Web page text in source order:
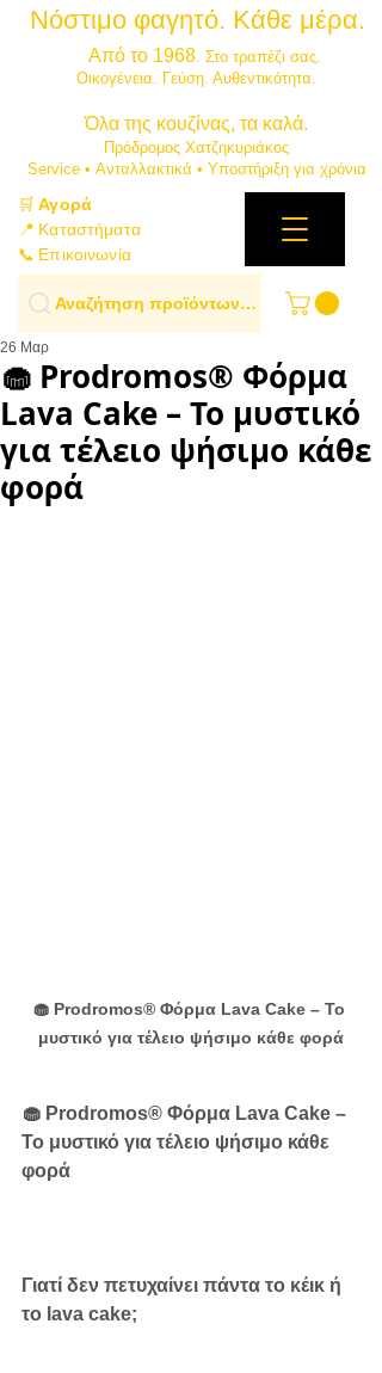
Νόστιμο φαγητό. Κάθε μέρα.
Από το 1968. Στο τραπέζι σας.
​Οικογένεια. Γεύση. Αυθεντικότητα.
​Όλα της κουζίνας, τα καλά.
Πρόδρομος Χατζηκυριάκος
​Service • Ανταλλακτικά • Υποστήριξη για χρόνια
🛒Αγορά
📍 Καταστήματα
📞 Επικοινωνία
Αναζήτηση προϊόντων…
🧁 Prodromos® Φόρμα
Lava Cake – Το μυστικό
για τέλειο ψήσιμο κάθε
φορά
26 Μαρ
🧁 Prodromos® Φόρμα Lava Cake – Το
μυστικό για τέλειο ψήσιμο κάθε φορά
🧁 Prodromos® Φόρμα Lava Cake –
Το μυστικό για τέλειο ψήσιμο κάθε
φορά
Γιατί δεν πετυχαίνει πάντα το κέικ ή
το lava cake;